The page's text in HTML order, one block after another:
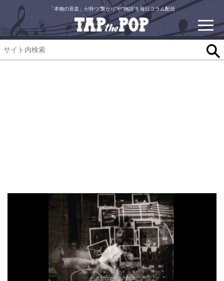
「本物の音楽」が持つ“繋がり”や“物語”を毎日コラム配信